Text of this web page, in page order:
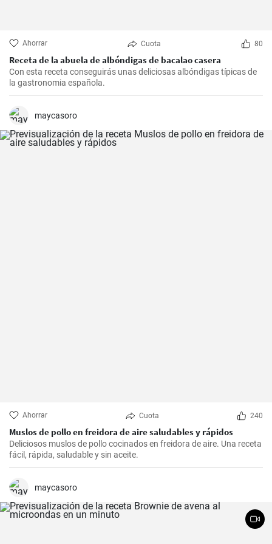
Ahorrar Cuota 80
Receta de la abuela de albóndigas de bacalao casera
Con esta receta conseguirás unas deliciosas albóndigas típicas de
la gastronomia española.
maycasoro
Ahorrar Cuota 240
Muslos de pollo en freidora de aire saludables y rápidos
Deliciosos muslos de pollo cocinados en freidora de aire. Una receta
fácil, rápida, saludable y sin aceite.
maycasoro